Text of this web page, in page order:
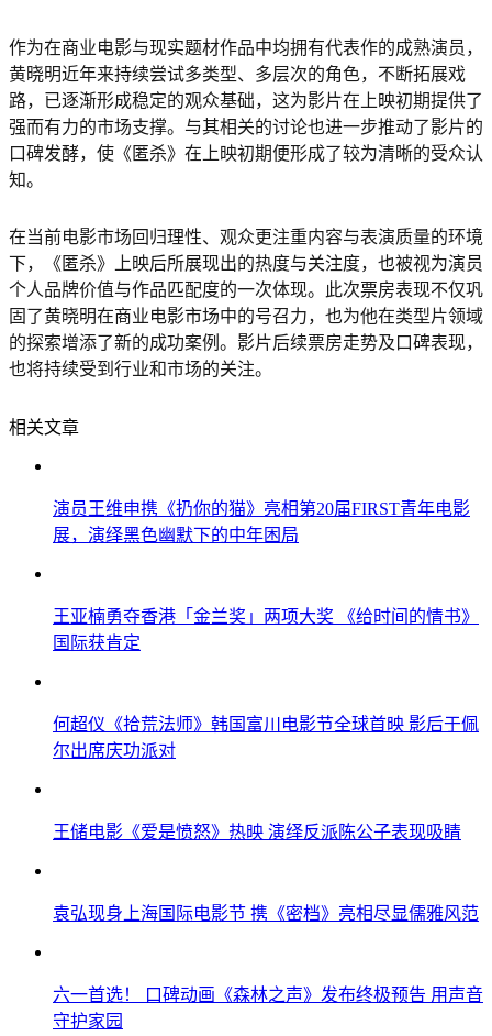
作为在商业电影与现实题材作品中均拥有代表作的成熟演员，
黄晓明近年来持续尝试多类型、多层次的角色，不断拓展戏
路，已逐渐形成稳定的观众基础，这为影片在上映初期提供了
强而有力的市场支撑。与其相关的讨论也进一步推动了影片的
口碑发酵，使《匿杀》在上映初期便形成了较为清晰的受众认
知。
在当前电影市场回归理性、观众更注重内容与表演质量的环境
下，《匿杀》上映后所展现出的热度与关注度，也被视为演员
个人品牌价值与作品匹配度的一次体现。此次票房表现不仅巩
固了黄晓明在商业电影市场中的号召力，也为他在类型片领域
的探索增添了新的成功案例。影片后续票房走势及口碑表现，
也将持续受到行业和市场的关注。
相关文章
演员王维申携《扔你的猫》亮相第20届FIRST青年电影
展，演绎黑色幽默下的中年困局
王亚楠勇夺香港「金兰奖」两项大奖 《给时间的情书》
国际获肯定
何超仪《拾荒法师》韩国富川电影节全球首映 影后于佩
尔出席庆功派对
王储电影《爱是愤怒》热映 演绎反派陈公子表现吸睛
袁弘现身上海国际电影节 携《密档》亮相尽显儒雅风范
六一首选！ 口碑动画《森林之声》发布终极预告 用声音
守护家园